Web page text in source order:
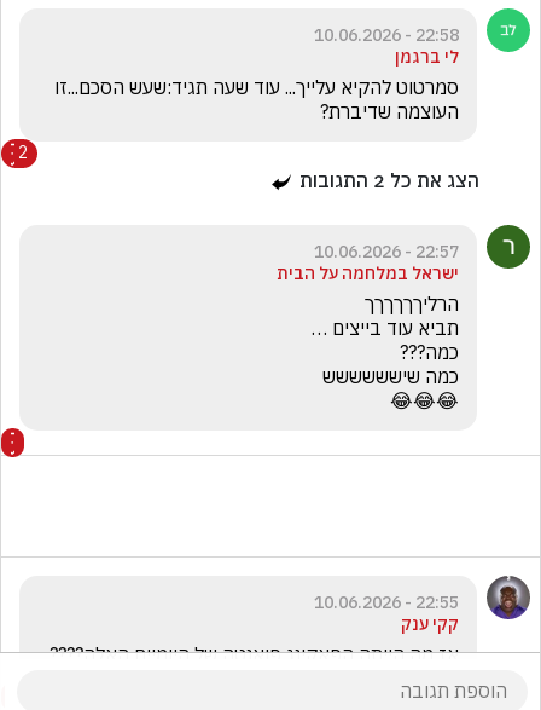
22:58 - 10.06.2026
לי ברגמן
העוצמה שדיברת?
2
הצג את כל 2 התגובות
22:57 - 10.06.2026
ישראל במלחמה על הבית
😂😂😂
22:55 - 10.06.2026
קקי ענק
אז מה הייתה הפאקינג פואנטה של היומיים האלה????